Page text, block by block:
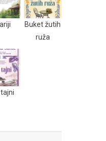
Buket žutih
ruža